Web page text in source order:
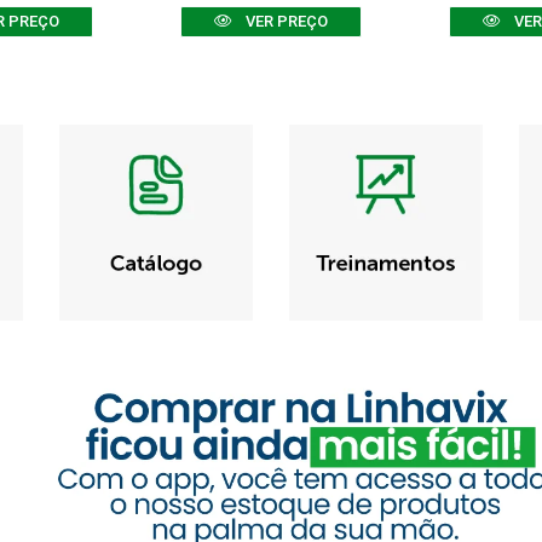
PREÇO VER PREÇO